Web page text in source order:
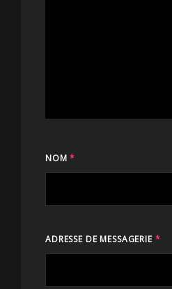
NOM*
ADRESSE DE MESSAGERIE *